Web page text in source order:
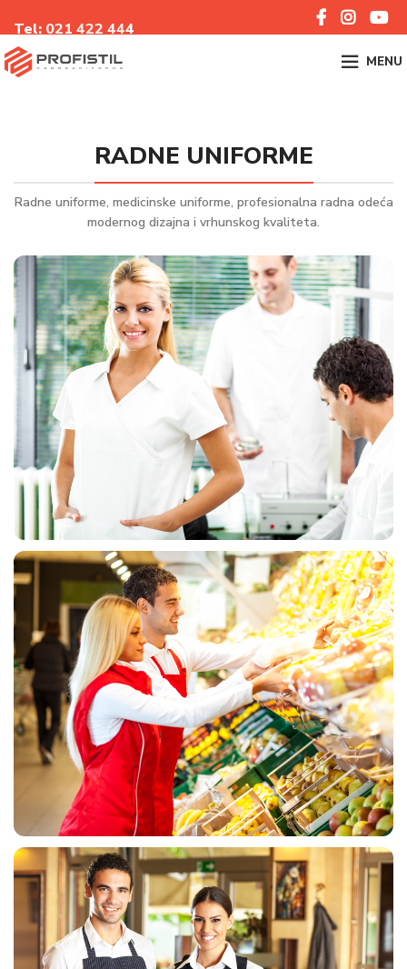
Tel: 021 422 444
MENU
RADNE UNIFORME
Radne uniforme, medicinske uniforme, profesionalna radna odeća
modernog dizajna i vrhunskog kvaliteta.
MEDICINSKE UNIFORME
UNIFORME ZA MARKETE